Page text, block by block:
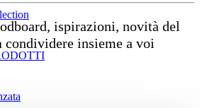
ispirazioni, novità del
condividere insieme a voi